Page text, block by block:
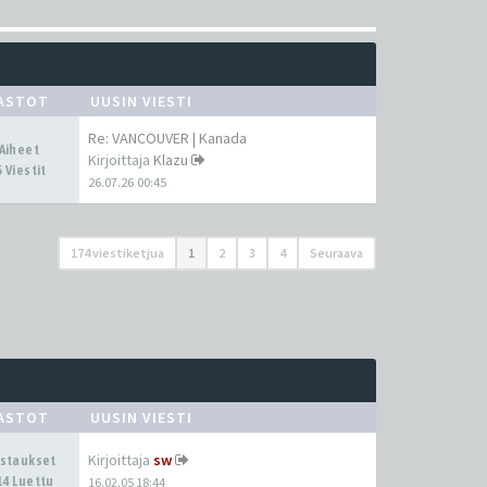
UUSIN VIESTI
Viestit
Re: VANCOUVER | Kanada
Kirjoittaja Klazu
26.07.26 00:45
174 viestiketjua 1 2 3 4 Seuraava
UUSIN VIESTI
Luettu
Kirjoittaja sw
16.02.05 18:44